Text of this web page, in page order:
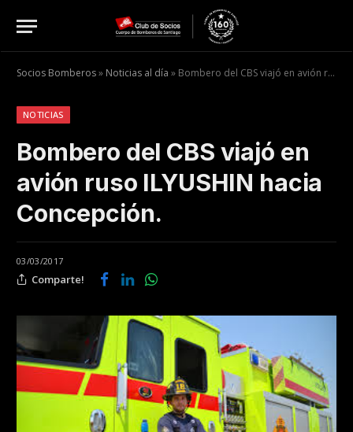
Socios Bomberos» Noticias al día » Bombero del CBS viajó en avión ruso ILYUSHIN hacia Concepción.
NOTICIAS
Bombero del CBS viajó en
avión ruso ILYUSHIN hacia
Concepción.
03/03/2017
Comparte!